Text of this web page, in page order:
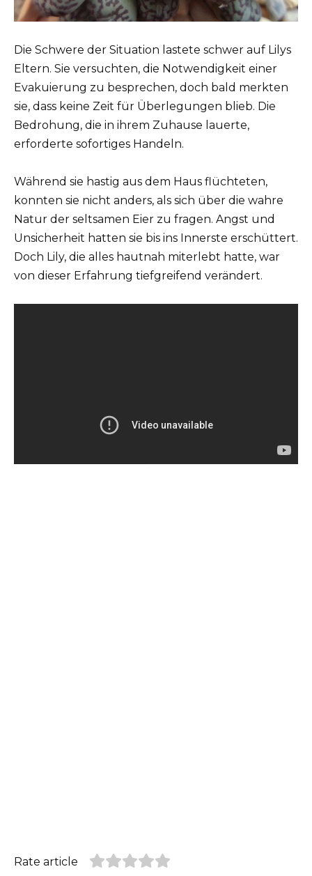
Die Schwere der Situation lastete schwer auf Lilys
Eltern. Sie versuchten, die Notwendigkeit einer
Evakuierung zu besprechen, doch bald merkten
sie, dass keine Zeit für Überlegungen blieb. Die
Bedrohung, die in ihrem Zuhause lauerte,
erforderte sofortiges Handeln.
Während sie hastig aus dem Haus flüchteten,
konnten sie nicht anders, als sich über die wahre
Natur der seltsamen Eier zu fragen. Angst und
Unsicherheit hatten sie bis ins Innerste erschüttert.
Doch Lily, die alles hautnah miterlebt hatte, war
von dieser Erfahrung tiefgreifend verändert.
Rate article